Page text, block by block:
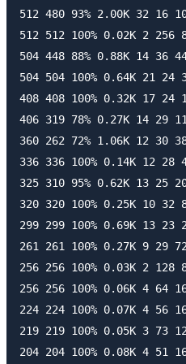
512 480 93% 2.00K 32 16
512 512 100% 0.02K 2 256
504 448 88% 0.88K 14 36
504 504 100% 0.64K 21 24
408 408 100% 0.32K 17 24
406 319 78% 0.27K 14 29
360 262 72% 1.06K 12 30
336 336 100% 0.14K 12 28
325 310 95% 0.62K 13 25
320 320 100% 0.25K 10 32
299 299 100% 0.69K 13 23
261 261 100% 0.27K 9 29
256 256 100% 0.03K 2 128
256 256 100% 0.06K 4 64
224 224 100% 0.07K 4 56
219 219 100% 0.05K 3 73
204 204 100% 0.08K 4 51